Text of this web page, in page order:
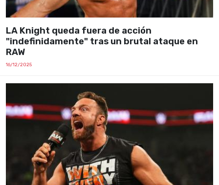
LA Knight queda fuera de acción
"indefinidamente" tras un brutal ataque en
RAW
16/12/2025